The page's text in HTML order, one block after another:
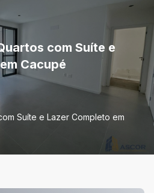
com Suíte e
Cacupé
Suíte e Lazer Completo em